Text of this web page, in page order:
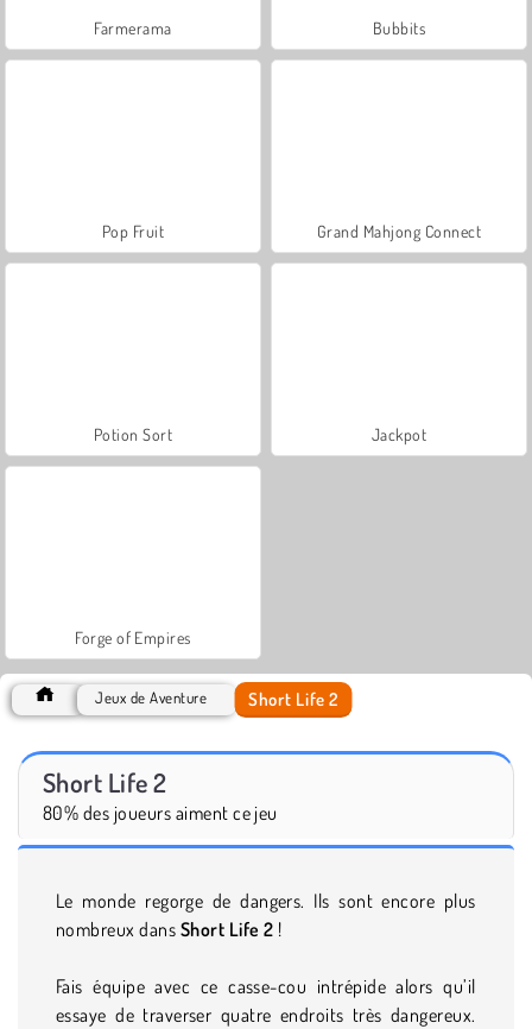
Farmerama Bubbits
Pop Fruit Grand Mahjong Connect
Potion Sort Jackpot
Forge of Empires
Jeux de Aventure Short Life 2
Short Life 2
80% des joueurs aiment ce jeu
Le monde regorge de dangers. Ils sont encore plus
nombreux dans Short Life 2 !
Fais équipe avec ce casse-cou intrépide alors qu’il
essaye de traverser quatre endroits très dangereux.